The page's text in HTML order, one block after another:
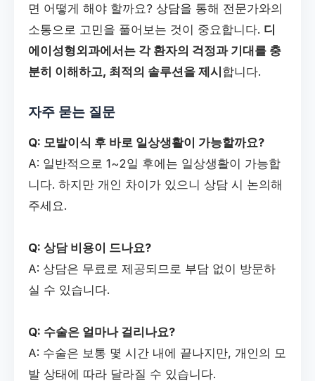
면 어떻게 해야 할까요? 상담을 통해 전문가와의
소통으로 고민을 풀어보는 것이 중요합니다. 디
에이성형외과에서는 각 환자의 걱정과 기대를 충
분히 이해하고, 최적의 솔루션을 제시합니다.
자주 묻는 질문
Q: 모발이식 후 바로 일상생활이 가능할까요?
A: 일반적으로 1~2일 후에는 일상생활이 가능합
니다. 하지만 개인 차이가 있으니 상담 시 논의해
주세요.
Q: 상담 비용이 드나요?
A: 상담은 무료로 제공되므로 부담 없이 방문하
실 수 있습니다.
Q: 수술은 얼마나 걸리나요?
A: 수술은 보통 몇 시간 내에 끝나지만, 개인의 모
발 상태에 따라 달라질 수 있습니다.